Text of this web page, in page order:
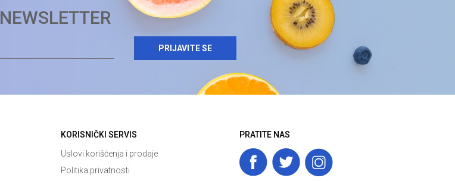
NEWSLETTER
PRIJAVITE SE
KORISNIČKI SERVIS
Uslovi korišćenja i prodaje
Politika privatnosti
PRATITE NAS